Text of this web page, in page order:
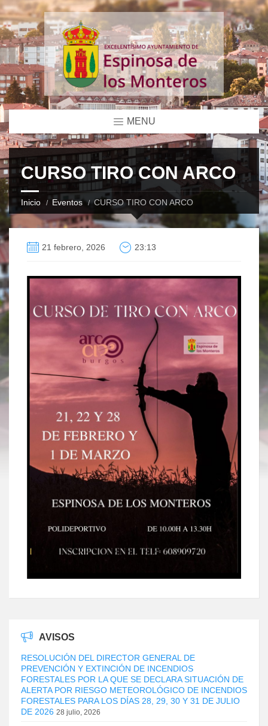
MENU
CURSO TIRO CON ARCO
Inicio Eventos CURSO TIRO CON ARCO
21 febrero, 2026 23:13
AVISOS
RESOLUCIÓN DEL DIRECTOR GENERAL DE
PREVENCIÓN Y EXTINCIÓN DE INCENDIOS
FORESTALES POR LA QUE SE DECLARA SITUACIÓN DE
ALERTA POR RIESGO METEOROLÓGICO DE INCENDIOS
FORESTALES PARA LOS DÍAS 28, 29, 30 Y 31 DE JULIO
DE 2026 28 julio, 2026